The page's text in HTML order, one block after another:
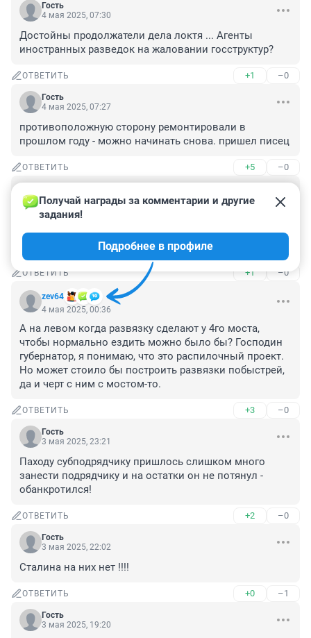
Гость
4 мая 2025, 07:30
Достойны продолжатели дела локтя ... Агенты
иностранных разведок на жаловании госструктур?
ОТВЕТИТЬ +1 –0
Гость
4 мая 2025, 07:27
противоположную сторону ремонтировали в
прошлом году - можно начинать снова. пришел писец
ОТВЕТИТЬ +5 –0
4 мая 2025, 05:57
Нужно срочно сделать реверсивное движение на
соседней встречной 3-х ( 4-х) полосной полосе. Это
избавит город от этой пробки...
ОТВЕТИТЬ +1 –0
zev64
Получай награды за комментарии и другие
задания!
Подробнее в профиле
4 мая 2025, 00:36
А на левом когда развязку сделают у 4го моста,
чтобы нормально ездить можно было бы? Господин
губернатор, я понимаю, что это распилочный проект.
Но может стоило бы построить развязки побыстрей,
да и черт с ним с мостом-то.
ОТВЕТИТЬ +3 –0
Гость
3 мая 2025, 23:21
Паходу субподрядчику пришлось слишком много
занести подрядчику и на остатки он не потянул -
обанкротился!
ОТВЕТИТЬ +2 –0
Гость
3 мая 2025, 22:02
Сталина на них нет !!!!
ОТВЕТИТЬ +0 –1
Гость
3 мая 2025, 19:20